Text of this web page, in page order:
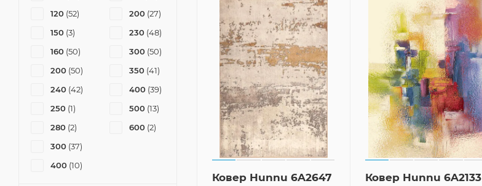
Ковер Hunnu 6A2647
Ковер Hunnu 6A2133
120 (52)
150 (3)
160 (50)
200 (50)
240 (42)
250 (1)
280 (2)
300 (37)
400 (10)
200 (27)
230 (48)
300 (50)
350 (41)
400 (39)
500 (13)
600 (2)